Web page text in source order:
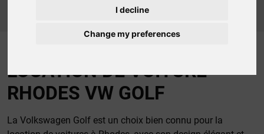
Location de Voitures à Rhodes Voitures
LOCATION DE VOITURE
RHODES VW GOLF
La Volkswagen Golf est un choix bien connu pour la
I decline
Change my preferences